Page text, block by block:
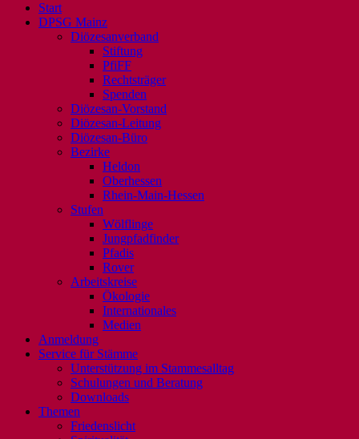
Start
DPSG Mainz
Diözesanverband
Stiftung
PfiFF
Rechtsträger
Spenden
Diözesan-Vorstand
Diözesan-Leitung
Diözesan-Büro
Bezirke
Heldon
Oberhessen
Rhein-Main-Hessen
Stufen
Wölflinge
Jungpfadfinder
Pfadis
Rover
Arbeitskreise
Ökologie
Internationales
Medien
Anmeldung
Service für Stämme
Unterstützung im Stammesalltag
Schulungen und Beratung
Downloads
Themen
Friedenslicht